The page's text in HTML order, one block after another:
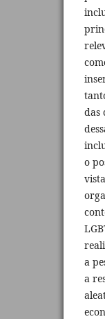
das
o
a
a